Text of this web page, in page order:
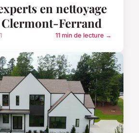
en nettoyage
Clermont-Ferrand
11 min de lecture →